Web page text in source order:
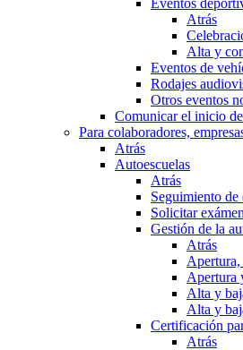
Eventos
Atrás
Alta y
Eventos de
Rodajes
Otros eventos
Comunicar el inicio
Para colaboradores,
Atrás
Autoescuelas
Atrás
Seguimiento de
Solicitar
Gestión de la
Atrás
Apertura
Alta y
Alta y
Certificación
Atrás